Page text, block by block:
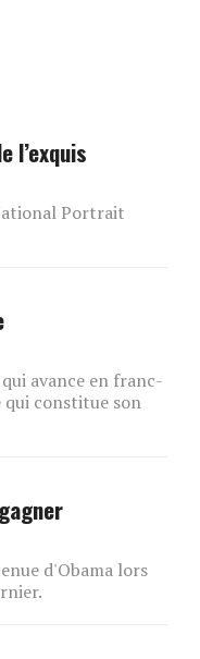
l’exquis
Portrait
avance en franc-
qui constitue son
d'Obama lors